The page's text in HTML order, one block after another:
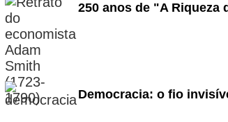
250 anos de "A Riqueza
Democracia: o fio